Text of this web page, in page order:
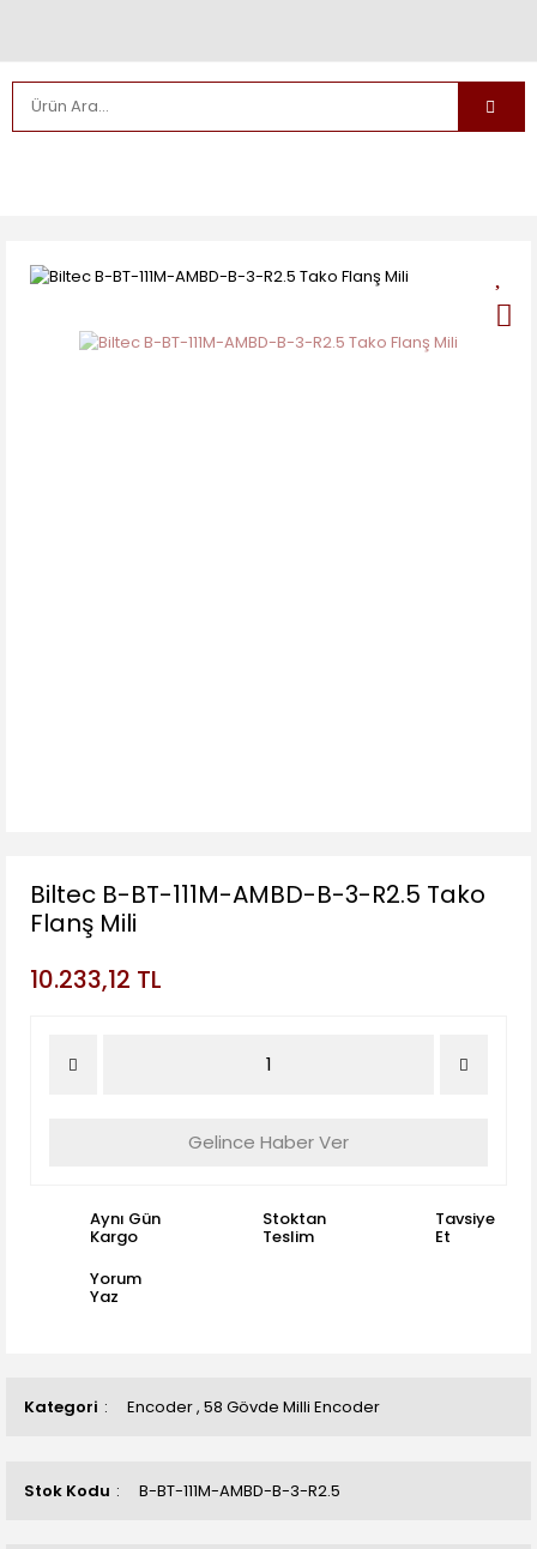
Kategori Encoder, 58 Gövde Milli Encoder
Stok Kodu B-BT-111M-AMBD-B-3-R2.5
Biltec B-BT-111M-AMBD-B-3-R2.5 Tako
Flanş Mili
10.233,12 TL
Gelince Haber Ver
Aynı Gün
Kargo
Stoktan
Teslim
Tavsiye
Et
Yorum
Yaz